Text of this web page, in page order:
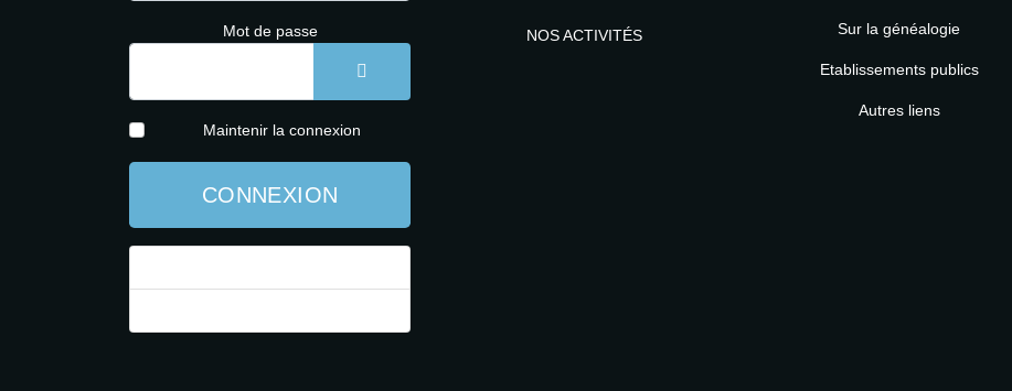
Mot de passe
AFFICHER LE MOT DE PASSE
Maintenir la connexion
CONNEXION
NOS ACTIVITÉS Sur la généalogie
Etablissements publics
Autres liens